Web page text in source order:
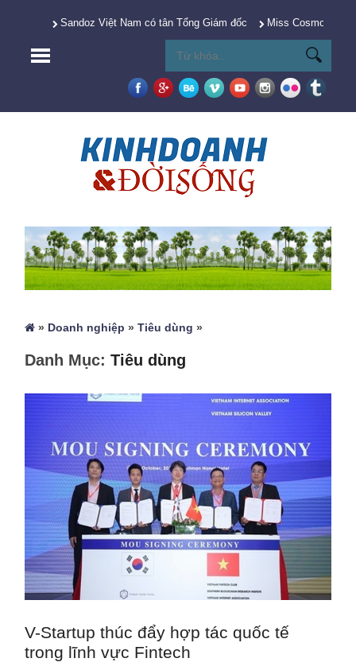
Sandoz Việt Nam có tân Tổng Giám đốc Miss Cosmo 2025
» Doanh nghiệp »Tiêu dùng »
Danh Mục:Tiêu dùng
V-Startup thúc đẩy hợp tác quốc tế
trong lĩnh vực Fintech